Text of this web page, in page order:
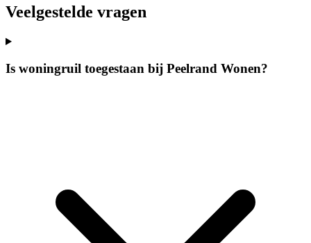
Veelgestelde vragen
Is woningruil toegestaan bij Peelrand Wonen?